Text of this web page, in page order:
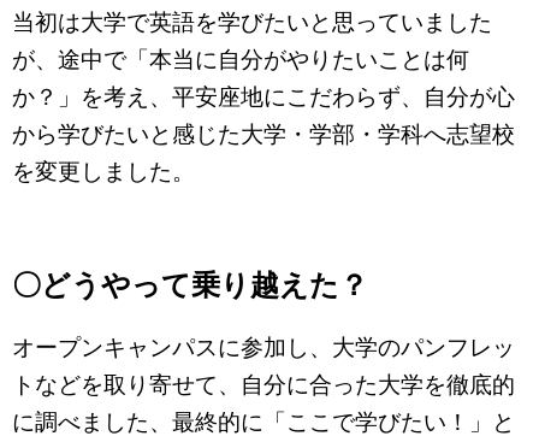
当初は大学で英語を学びたいと思っていました
が、途中で「本当に自分がやりたいことは何
か？」を考え、平安座地にこだわらず、自分が心
から学びたいと感じた大学・学部・学科へ志望校
を変更しました。
〇どうやって乗り越えた？
オープンキャンパスに参加し、大学のパンフレッ
トなどを取り寄せて、自分に合った大学を徹底的
に調べました、最終的に「ここで学びたい！」と